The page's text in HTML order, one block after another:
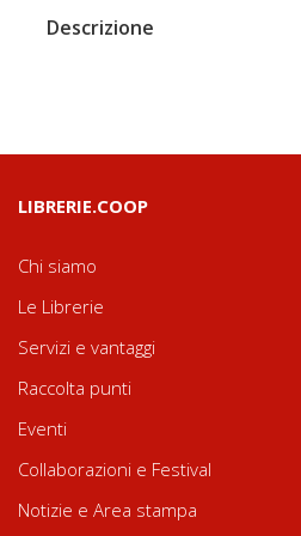
Descrizione
LIBRERIE.COOP
Chi siamo
Le Librerie
Servizi e vantaggi
Raccolta punti
Eventi
Collaborazioni e Festival
Notizie e Area stampa